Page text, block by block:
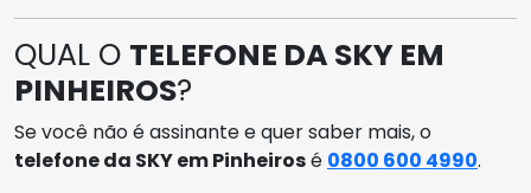
QUAL O TELEFONE DA SKY EM
PINHEIROS?
Se você não é assinante e quer saber mais, o
telefone da SKY em Pinheirosé 0800 600 4990.